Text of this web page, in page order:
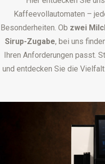
Kaffeevollautomaten –
Besonderheiten. Ob zwei
Sirup-Zugabe, bei uns
Ihren Anforderungen passt.
und entdecken Sie die